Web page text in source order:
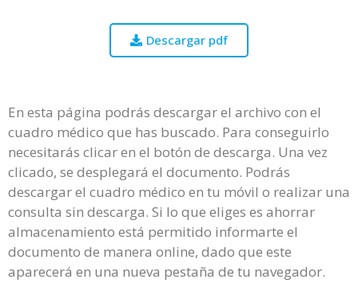
Descargar pdf
En esta página podrás descargar el archivo con el
cuadro médico que has buscado. Para conseguirlo
necesitarás clicar en el botón de descarga. Una vez
clicado, se desplegará el documento. Podrás
descargar el cuadro médico en tu móvil o realizar una
consulta sin descarga. Si lo que eliges es ahorrar
almacenamiento está permitido informarte el
documento de manera online, dado que este
aparecerá en una nueva pestaña de tu navegador.